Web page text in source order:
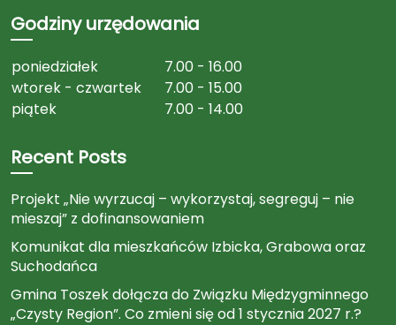
Godziny urzędowania
poniedziałek
7.00 - 16.00
wtorek - czwartek
7.00 - 15.00
piątek
7.00 - 14.00
Recent Posts
Projekt „Nie wyrzucaj – wykorzystaj, segreguj – nie
mieszaj” z dofinansowaniem
Komunikat dla mieszkańców Izbicka, Grabowa oraz
Suchodańca
Gmina Toszek dołącza do Związku Międzygminnego
„Czysty Region”. Co zmieni się od 1 stycznia 2027 r.?